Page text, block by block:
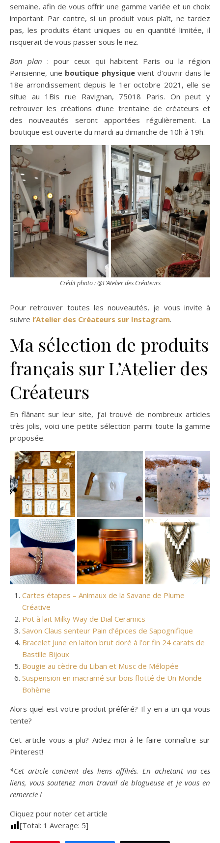
semaine, afin de vous offrir une gamme variée et un choix
important. Par contre, si un produit vous plaît, ne tardez
pas, les produits étant uniques ou en quantité limitée, il
risquerait de vous passer sous le nez.
Bon plan : pour ceux qui habitent Paris ou la région
Parisienne, une boutique physiquevient d’ouvrir dans le
18e arrondissement depuis le 1er octobre 2021, elle se
situe au 1Bis rue Ravignan, 75018 Paris. On peut y
retrouver les créations d’une trentaine de créateurs et
des nouveautés seront apportées régulièrement. La
boutique est ouverte du mardi au dimanche de 10h à 19h.
Crédit photo : @L’Atelier des Créateurs
Pour retrouver toutes les nouveautés, je vous invite à
suivre l’Atelier des Créateurs sur Instagram.
Ma sélection de produits
français sur L’Atelier des
Créateurs
En flânant sur leur site, j’ai trouvé de nombreux articles
très jolis, voici une petite sélection parmi toute la gamme
proposée.
Cartes étapes – Animaux de la Savane de Plume
Créative
Pot à lait Milky Way de Dial Ceramics
Savon Claus senteur Pain d’épices de Sapognifique
Bracelet June en laiton brut doré à l’or fin 24 carats de
Bastille Bijoux
Bougie au cèdre du Liban et Musc de Mélopée
Suspension en macramé sur bois flotté de Un Monde
Bohème
Alors quel est votre produit préféré? Il y en a un qui vous
tente?
Cet article vous a plu? Aidez-moi à le faire connaître sur
Pinterest!
*Cet article contient des liens affiliés. En achetant via ces
liens, vous soutenez mon travail de blogueuse et je vous en
remercie !
Cliquez pour noter cet article
[Total: 1 Average: 5]